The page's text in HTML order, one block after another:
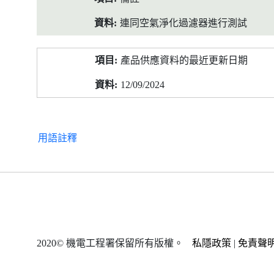
連同空氣淨化過濾器進行測試
產品供應資料的最近更新日期
12/09/2024
用語註釋
2020© 機電工程署保留所有版權。 私隱政策 | 免責聲